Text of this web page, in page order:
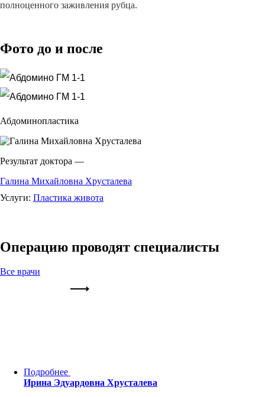
полноценного заживления рубца.
Фото до и после
Абдоминопластика
Результат доктора —
Галина Михайловна Хрусталева
Услуги: Пластика живота
Операцию проводят специалисты
Все врачи
Подробнее
Ирина Эдуардовна Хрусталева